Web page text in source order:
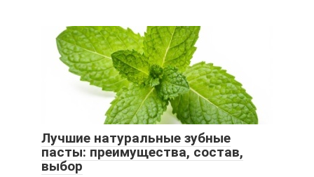
Лучшие натуральные зубные
пасты: преимущества, состав,
выбор